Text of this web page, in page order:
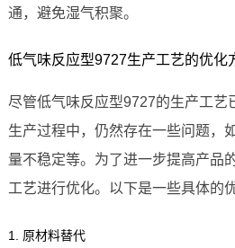
通，避免湿气积聚。
低气味反应型9727生产工艺的优化
尽管低气味反应型9727的生产工艺
生产过程中，仍然存在一些问题，
量不稳定等。为了进一步提高产品
工艺进行优化。以下是一些具体的
1. 原材料替代